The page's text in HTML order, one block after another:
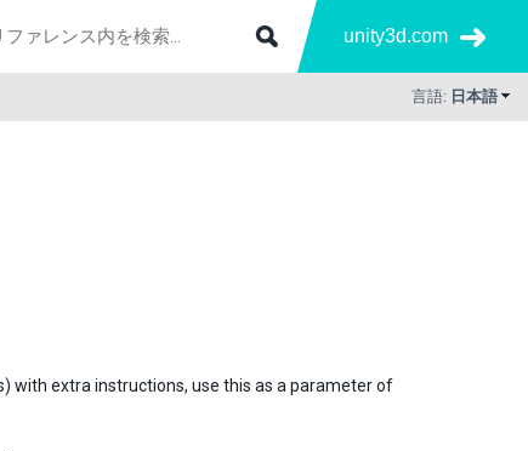
unity3d.com
言語: 日本語
with extra instructions, use this as a parameter of